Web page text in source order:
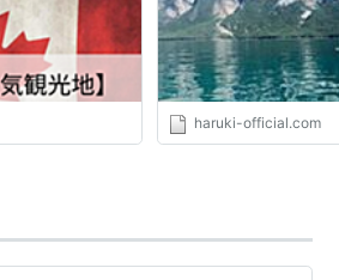
haruki-official.com